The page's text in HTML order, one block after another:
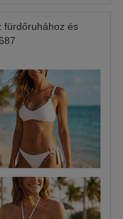
fürdőruhához és